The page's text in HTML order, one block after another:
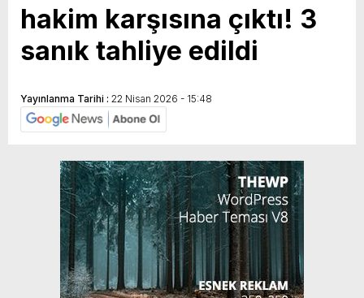
hakim karşısına çıktı! 3
sanık tahliye edildi
Yayınlanma Tarihi : 22 Nisan 2026 - 15:48